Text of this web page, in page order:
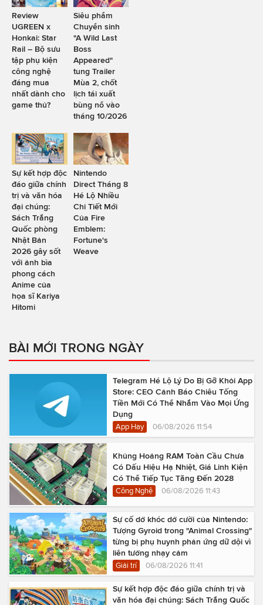
Review
UGREEN x
Honkai: Star
Rail – Bộ sưu
tập phụ kiện
công nghệ
đáng mua
nhất dành cho
game thủ?
Siêu phẩm
Chuyển sinh
"A Wild Last
Boss
Appeared"
tung Trailer
Mùa 2, chốt
lịch tái xuất
bùng nổ vào
tháng 10/2026
Sự kết hợp độc
đáo giữa chính
trị và văn hóa
đại chúng:
Sách Trắng
Quốc phòng
Nhật Bản
2026 gây sốt
với ảnh bìa
phong cách
Anime của
họa sĩ Kariya
Hitomi
Nintendo
Direct Tháng 8
Hé Lộ Nhiều
Chi Tiết Mới
Của Fire
Emblem:
Fortune's
Weave
BÀI MỚI TRONG NGÀY
Telegram Hé Lộ Lý Do Bị Gỡ Khỏi App
Store: CEO Cảnh Báo Chiêu Tống
Tiền Mới Có Thể Nhắm Vào Mọi Ứng
Dụng
App Hay 06/08/2026 11:54
Khủng Hoảng RAM Toàn Cầu Chưa
Có Dấu Hiệu Hạ Nhiệt, Giá Linh Kiện
Có Thể Tiếp Tục Tăng Đến 2028
Công Nghệ 06/08/2026 11:43
Sự cố dở khóc dở cười của Nintendo:
Tượng Gyroid trong "Animal Crossing"
từng bị phụ huynh phản ứng dữ dội vì
liên tưởng nhạy cảm
Giải trí 06/08/2026 11:41
Sự kết hợp độc đáo giữa chính trị và
văn hóa đại chúng: Sách Trắng Quốc